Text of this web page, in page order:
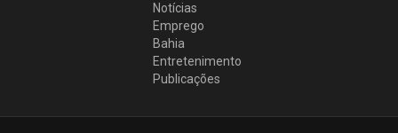
Notícias
Emprego
Bahia
Entretenimento
Publicações